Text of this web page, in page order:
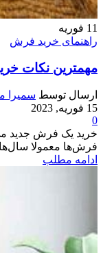
11 فوریه
راهنمای خرید فرش
مهمترین نکات خرید فرش؛ 10
ارسال توسط سمیرا
15 فوریه, 2023
0
خرید یک فرش جدید
فرش‌ها معمولا
ادامه مطلب